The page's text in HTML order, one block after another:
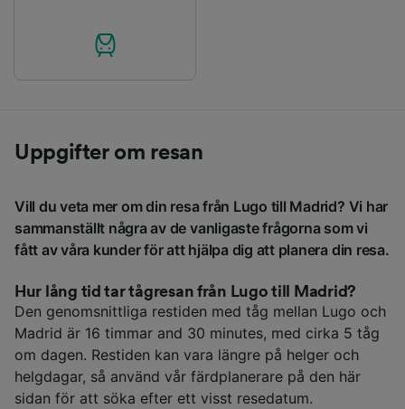
Uppgifter om resan
Vill du veta mer om din resa från Lugo till Madrid? Vi har
sammanställt några av de vanligaste frågorna som vi
fått av våra kunder för att hjälpa dig att planera din resa.
Hur lång tid tar tågresan från Lugo till Madrid?
Den genomsnittliga restiden med tåg mellan Lugo och
Madrid är 16 timmar and 30 minutes, med cirka 5 tåg
om dagen. Restiden kan vara längre på helger och
helgdagar, så använd vår färdplanerare på den här
sidan för att söka efter ett visst resedatum.